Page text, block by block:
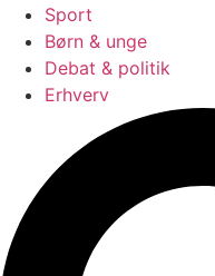
Sport
Børn & unge
Debat & politik
Erhverv